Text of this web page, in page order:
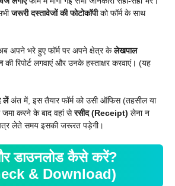
जरूरी दस्तावेजों की फोटोकॉपीको फॉर्म के साथ
अपने भरे हुए फॉर्म पर अपने क्षेत्र केलेखपाल
की रिपोर्ट लगवाएं और उनके हस्ताक्षर करवाएं। (यह
लेंअंत में, इस तैयार फॉर्म को उसी ऑफिस (तहसील या
जमा करने के बाद वहां सेरसीद (Receipt) लेना न
लेते समय इसकी जरूरत पड़ेगी।
डाउनलोड कैसे करें?
& Download)